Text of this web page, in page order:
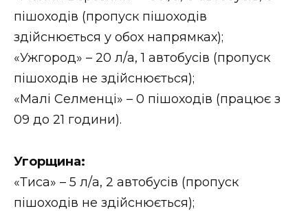
пішоходів (пропуск пішоходів
здійснюється у обох напрямках);
«Ужгород» – 20 л/а, 1 автобусів (пропуск
пішоходів не здійснюється);
«Малі Селменці» – 0 пішоходів (працює з
09 до 21 години).
Угорщина:
«Тиса» – 5 л/а, 2 автобусів (пропуск
пішоходів не здійснюється);